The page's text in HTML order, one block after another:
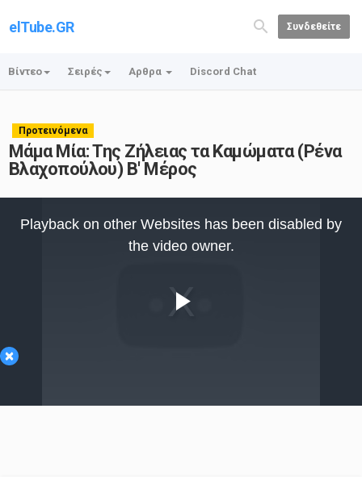
elTube.GR Συνδεθείτε
Βίντεο Σειρές Αρθρα Discord Chat
Προτεινόμενα
Μάμα Μία: Της Ζήλειας τα Καμώματα (Ρένα
Βλαχοπούλου) Β' Μέρος
×
Video
Playback on other Websites has been disabled by
the video owner.